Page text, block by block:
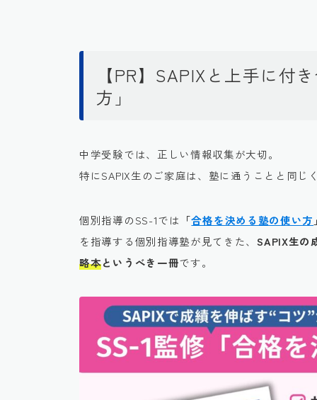
【PR】SAPIXと上手に付
方」
中学受験では、正しい情報収集が大切。
特にSAPIX生のご家庭は、塾に通うことと同じ
個別指導のSS-1では 「合格を決める塾の使い方 」
を指導する個別指導塾が見てきた、SAPIX生の
略本というべき一冊です。